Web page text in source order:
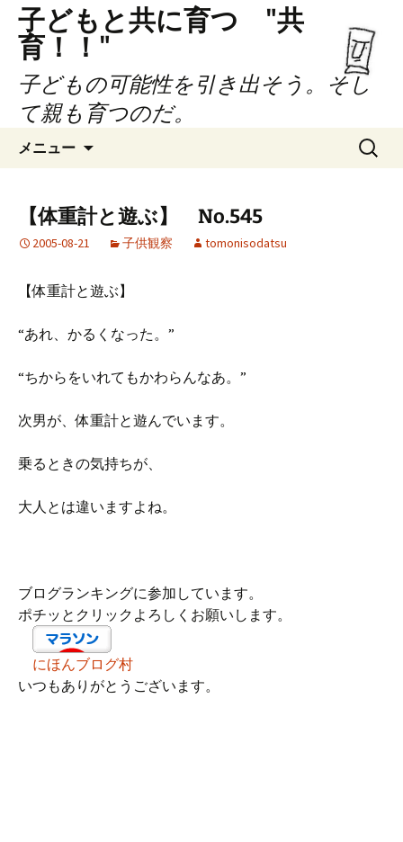
子どもと共に育つ "共
育！！"
子どもの可能性を引き出そう。そし
て親も育つのだ。
メニュー
ツ
キ
プ
検
索:
【体重計と遊ぶ】 No.545
2005-08-21 子供観察 tomonisodatsu
【体重計と遊ぶ】
“あれ、かるくなった。”
“ちからをいれてもかわらんなあ。”
次男が、体重計と遊んでいます。
乗るときの気持ちが、
大人とは違いますよね。
ブログランキングに参加しています。
ポチッとクリックよろしくお願いします。
にほんブログ村
いつもありがとうございます。